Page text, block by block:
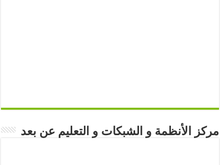
مركز الأنظمة و الشبكات و التعليم عن بعد